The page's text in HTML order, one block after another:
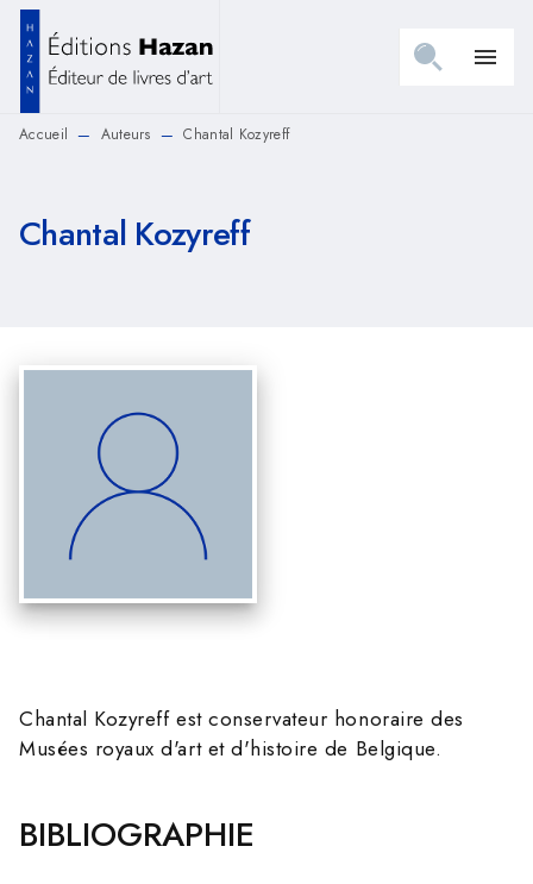
MENU RECHERCHE
PIED DE PAGE
menu
Accueil — Auteurs — Chantal Kozyreff
Chantal Kozyreff
Chantal Kozyreff est conservateur honoraire des
Musées royaux d'art et d'histoire de Belgique.
BIBLIOGRAPHIE